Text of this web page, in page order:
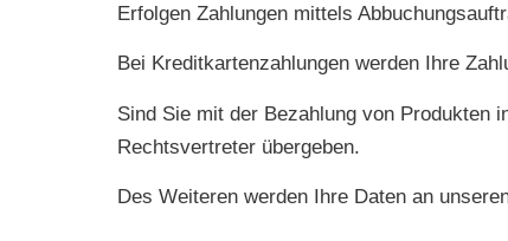
Erfolgen Zahlungen mittels
Bei Kreditkartenzahlungen werden Ihre
Sind Sie mit der Bezahlung von Produkten
Rechtsvertreter übergeben.
Des Weiteren werden Ihre Daten an